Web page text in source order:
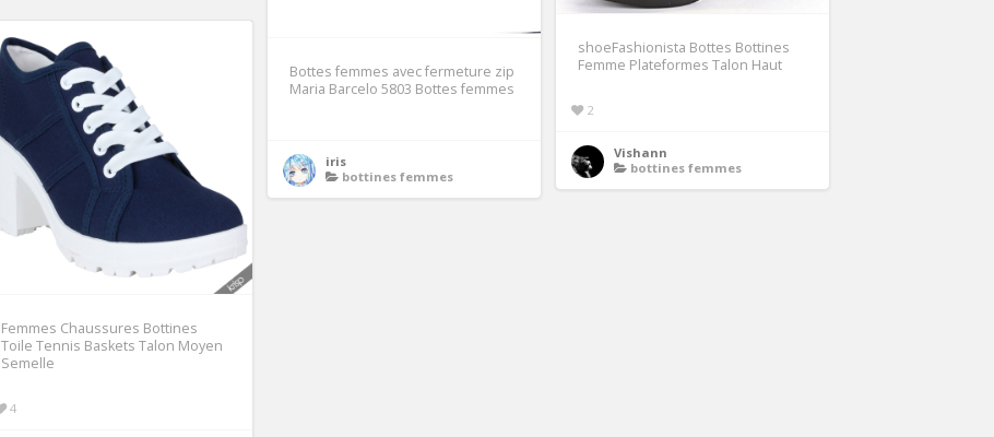
Bottes femmes avec fermeture zip
Maria Barcelo 5803 Bottes femmes
iris
bottines femmes
shoeFashionista Bottes Bottines
Femme Plateformes Talon Haut
2
Vishann
bottines femmes
Femmes Chaussures Bottines
Toile Tennis Baskets Talon Moyen
Semelle
4